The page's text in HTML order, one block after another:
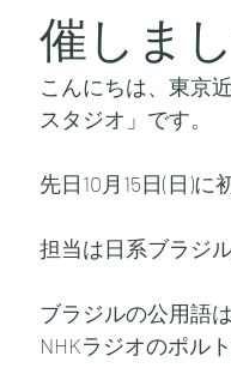
催しま
こんにちは、東京
スタジオ」です。
先日10月15日(日)
担当は日系ブラジ
ブラジルの公用語
NHKラジオのポル